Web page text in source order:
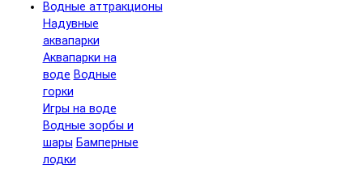
Водные аттракционы
Надувные
аквапарки
Аквапарки на
воде Водные
горки
Игры на воде
Водные зорбы и
шары Бамперные
лодки